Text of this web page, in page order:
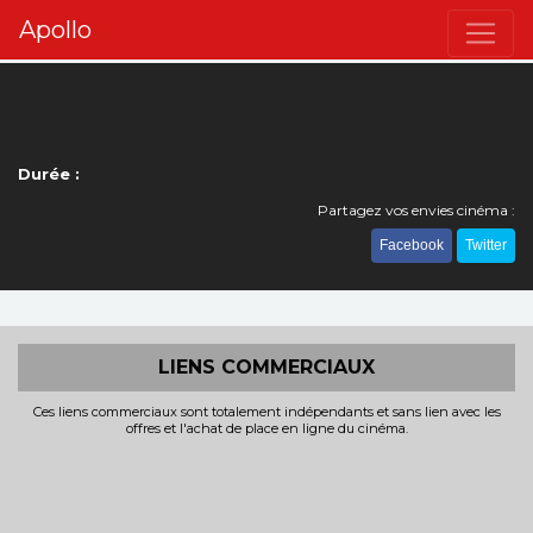
Apollo
Durée :
Partagez vos envies cinéma :
Facebook Twitter
LIENS COMMERCIAUX
Ces liens commerciaux sont totalement indépendants et sans lien avec les
offres et l'achat de place en ligne du cinéma.